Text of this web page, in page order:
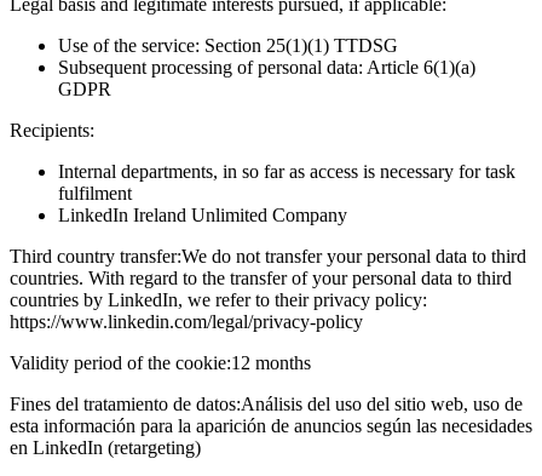
Use of the service: Section 25(1)(1) TTDSG
Subsequent processing of personal data: Article 6(1)(a)
GDPR
Recipients:
Internal departments, in so far as access is necessary for task
fulfilment
LinkedIn Ireland Unlimited Company
Third country transfer:We do not transfer your personal data to third
countries. With regard to the transfer of your personal data to third
countries by LinkedIn, we refer to their privacy policy:
https://www.linkedin.com/legal/privacy-policy
Validity period of the cookie:12 months
Fines del tratamiento de datos:Análisis del uso del sitio web, uso de
esta información para la aparición de anuncios según las necesidades
en LinkedIn (retargeting)